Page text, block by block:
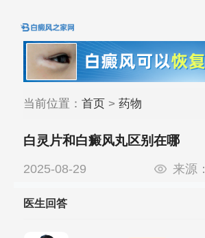
当前位置： 首页> 药物
白灵片和白癜风丸区别在哪
2025-08-29 来源：
医生回答